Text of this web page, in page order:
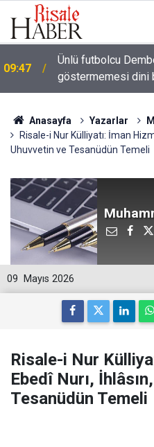
09:47
Ünlü futbolcu
göstermemesi dini
Anasayfa Yazarlar
Risale-i Nur Külliyatı: İman
Uhuvvetin ve Tesanüdün Temeli
09 Mayıs 2026
Risale-i Nur
Ebedî Nurı,
Tesanüdün Temeli